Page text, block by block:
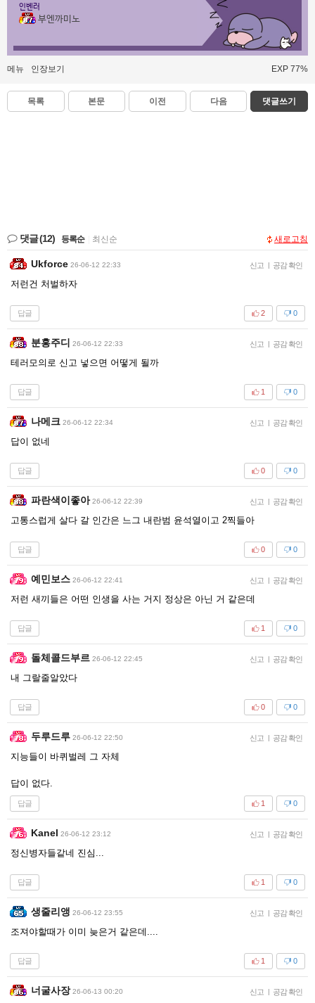
인벤러
부엔까미노
메뉴 인장보기 EXP 77%
목록 본문 이전 다음 댓글쓰기
댓글(12) 등록순 최신순 새로고침
Ukforce 26-06-12 22:33 신고 | 공감 확인
저런건 처벌하자
답글 0
2
분홍주디 26-06-12 22:33 신고 | 공감 확인
테러모의로 신고 넣으면 어떻게 될까
답글 0
1
나메크 26-06-12 22:34 신고 | 공감 확인
답이 없네
답글 0
0
파란색이좋아 26-06-12 22:39 신고 | 공감 확인
고통스럽게 살다 갈 인간은 느그 내란범 윤석열이고 2찍들아
답글 0
0
예민보스 26-06-12 22:41 신고 | 공감 확인
저런 새끼들은 어떤 인생을 사는 거지 정상은 아닌 거 같은데
답글 0
1
돌체콜드부르 26-06-12 22:45 신고 | 공감 확인
내 그랄줄알았다
답글 0
0
두루드루 26-06-12 22:50 신고 | 공감 확인
지능들이 바퀴벌레 그 자체
답이 없다.
답글 0
1
Kanel 26-06-12 23:12 신고 | 공감 확인
정신병자들같네 진심...
답글 0
1
생줄리앵 26-06-12 23:55 신고 | 공감 확인
조져야할때가 이미 늦은거 같은데....
답글 0
1
너굴사장 26-06-13 00:20 신고 | 공감 확인